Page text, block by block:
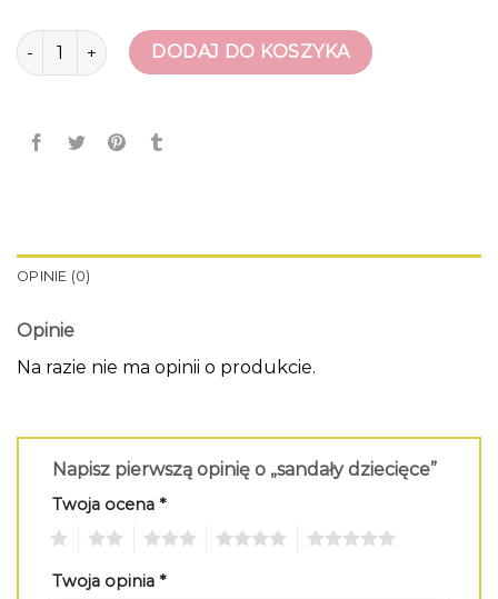
ilość sandały dziecięceDODAJ DO KOSZYKA
OPINIE (0)
Opinie
Na razie nie ma opinii o produkcie.
Napisz pierwszą opinię o „sandały dziecięce”
Twoja ocena *
Twoja opinia *